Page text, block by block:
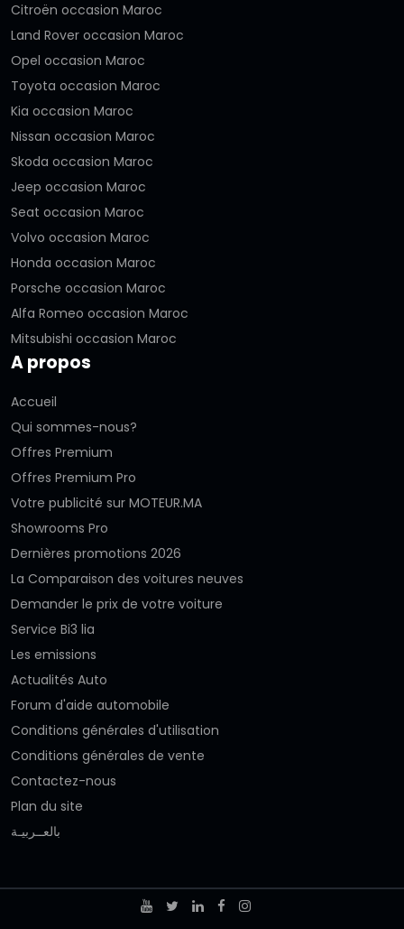
Citroën occasion Maroc
Land Rover occasion Maroc
Opel occasion Maroc
Toyota occasion Maroc
Kia occasion Maroc
Nissan occasion Maroc
Skoda occasion Maroc
Jeep occasion Maroc
Seat occasion Maroc
Volvo occasion Maroc
Honda occasion Maroc
Porsche occasion Maroc
Alfa Romeo occasion Maroc
Mitsubishi occasion Maroc
A propos
Accueil
Qui sommes-nous?
Offres Premium
Offres Premium Pro
Votre publicité sur MOTEUR.MA
Showrooms Pro
Dernières promotions 2026
La Comparaison des voitures neuves
Demander le prix de votre voiture
Service Bi3 lia
Les emissions
Actualités Auto
Forum d'aide automobile
Conditions générales d'utilisation
Conditions générales de vente
Contactez-nous
Plan du site
بالعــربيـة